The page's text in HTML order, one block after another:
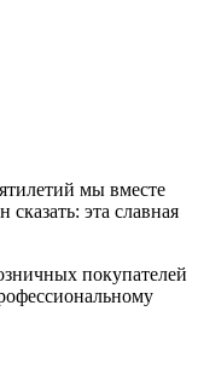
мы вместе
эта славная
покупателей